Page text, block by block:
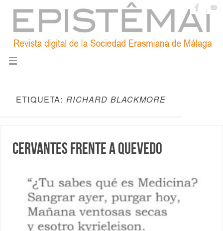
ETIQUETA: RICHARD BLACKMORE
Cervantes frente a Quevedo